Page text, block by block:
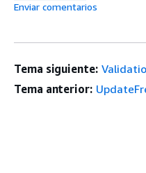
Enviar comentarios
Tema siguiente:
Tema anterior: